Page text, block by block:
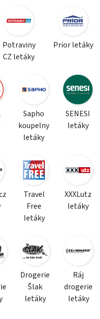
Potraviny
CZ letáky
Prior letáky
Sapho
koupelny
letáky
SENESI
letáky
Travel
Free
letáky
XXXLutz
letáky
Drogerie
Šlak
letáky
Ráj
drogerie
letáky